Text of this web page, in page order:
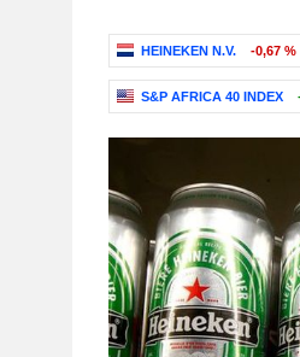
HEINEKEN N.V. -0,67 %
S&P AFRICA 40 INDEX